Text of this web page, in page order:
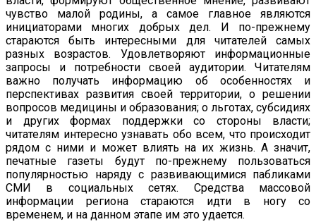
чувство малой родины, а самое главное являются
инициаторами многих добрых дел. И по-прежнему
стараются быть интересными для читателей самых
разных возрастов. Удовлетворяют информационные
запросы и потребности своей аудитории. Читателям
важно получать информацию об особенностях и
перспективах развития своей территории, о решении
вопросов медицины и образования; о льготах, субсидиях
и других формах поддержки со стороны власти;
читателям интересно узнавать обо всем, что происходит
рядом с ними и может влиять на их жизнь. А значит,
печатные газеты будут по-прежнему пользоваться
популярностью наряду с развивающимися пабликами
СМИ в социальных сетях. Средства массовой
информации региона стараются идти в ногу со
временем, и на данном этапе им это удается.